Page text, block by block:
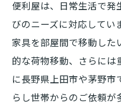
便利屋は、日常生活で発
びのニーズに対応してい
家具を部屋間で移動した
的な荷物移動、さらには
に長野県上田市や茅野
らし世帯からのご依頼